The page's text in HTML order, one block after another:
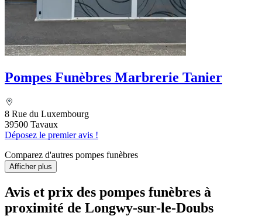
Pompes Funèbres Marbrerie Tanier
8 Rue du Luxembourg
39500 Tavaux
Déposez le premier avis !
Comparez d'autres pompes funèbres
Afficher plus
Avis et prix des pompes funèbres à
proximité de Longwy-sur-le-Doubs